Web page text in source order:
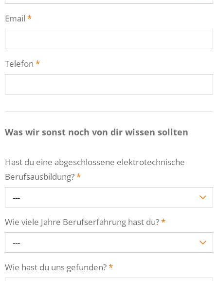
Email *
Telefon *
Was wir sonst noch von dir wissen sollten
Hast du eine abgeschlossene elektrotechnische
Berufsausbildung?*
---
Wie viele Jahre Berufserfahrung hast du?*
---
Wie hast du uns gefunden?*